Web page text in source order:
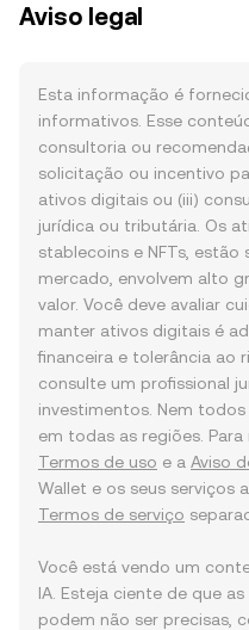
Aviso legal
Esta informação é
informativos. Esse
consultoria ou
solicitação ou incentivo
ativos digitais ou (iii)
jurídica ou tributária. Os
stablecoins e NFTs,
mercado, envolvem alto
valor. Você deve avaliar
manter ativos digitais é
financeira e tolerância ao
consulte um profissional
investimentos. Nem
em todas as regiões.
Termos de uso e a Aviso
Wallet e os seus serviços
Termos de serviço
Você está vendo um
IA. Esteja ciente de que
podem não ser precisas,